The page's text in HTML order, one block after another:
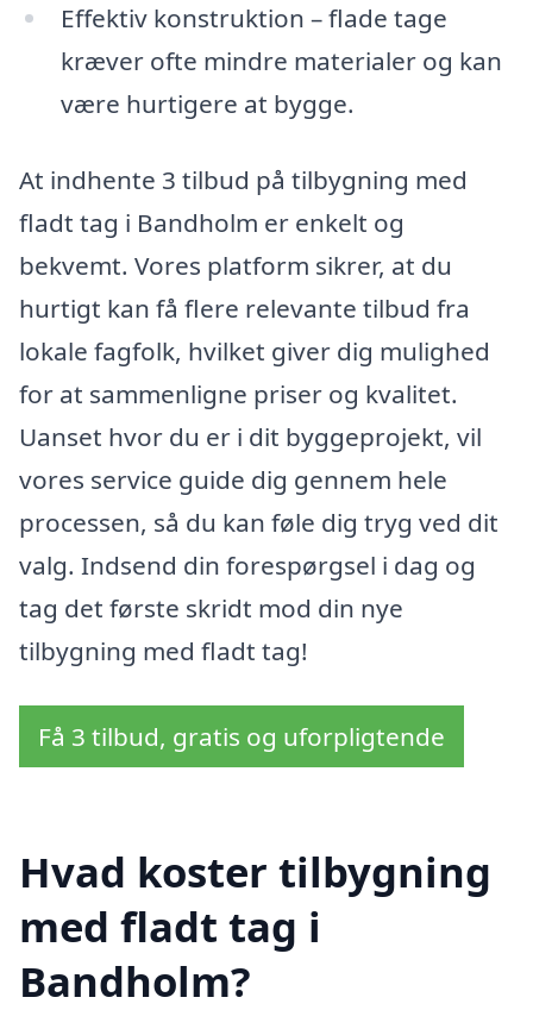
Effektiv konstruktion – flade tage
kræver ofte mindre materialer og kan
være hurtigere at bygge.
At indhente 3 tilbud på tilbygning med
fladt tag i Bandholm er enkelt og
bekvemt. Vores platform sikrer, at du
hurtigt kan få flere relevante tilbud fra
lokale fagfolk, hvilket giver dig mulighed
for at sammenligne priser og kvalitet.
Uanset hvor du er i dit byggeprojekt, vil
vores service guide dig gennem hele
processen, så du kan føle dig tryg ved dit
valg. Indsend din forespørgsel i dag og
tag det første skridt mod din nye
tilbygning med fladt tag!
Få 3 tilbud, gratis og uforpligtende
Hvad koster tilbygning
med fladt tag i
Bandholm?